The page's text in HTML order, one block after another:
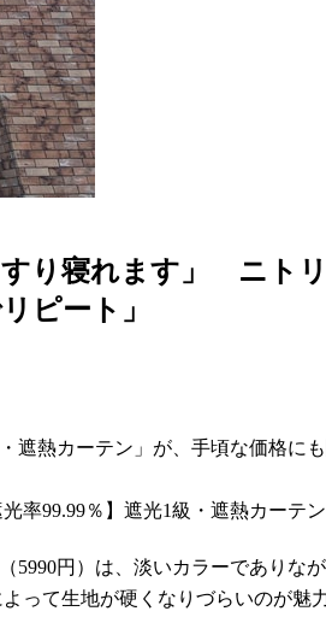
り寝れます」 ニト
ピート」
熱カーテン」が、手頃な価格に
99.99％】遮光1級・遮熱カーテ
円）は、淡いカラーでありな
て生地が硬くなりづらいのが魅